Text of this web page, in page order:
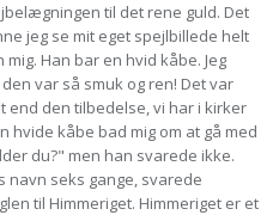
til det rene guld. Det
jeg se mit eget spejlbillede helt
Han bar en hvid kåbe. Jeg
var så smuk og ren! Det var
end den tilbedelse, vi har i kirker
hvide kåbe bad mig om at gå med
du?" men han svarede ikke.
navn seks gange, svarede
til Himmeriget. Himmeriget er et